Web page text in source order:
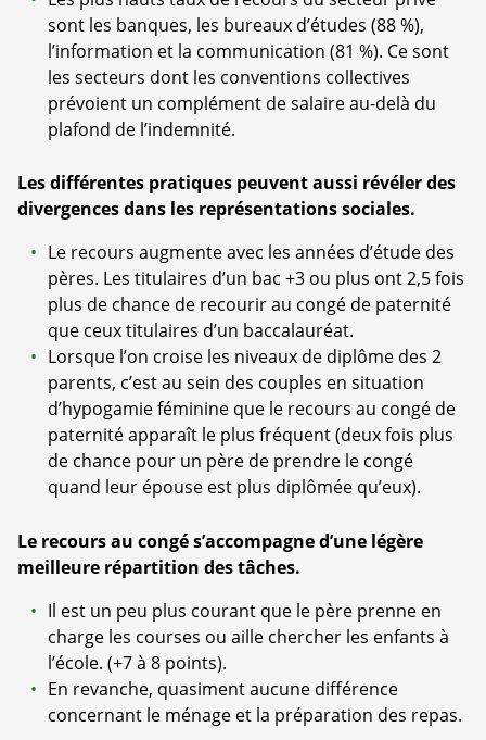
sont les banques, les bureaux d’études (88 %),
l’information et la communication (81 %). Ce sont
les secteurs dont les conventions collectives
prévoient un complément de salaire au-delà du
plafond de l’indemnité.
Les différentes pratiques peuvent aussi révéler des
divergences dans les représentations sociales.
Le recours augmente avec les années d’étude des
pères. Les titulaires d’un bac +3 ou plus ont 2,5 fois
plus de chance de recourir au congé de paternité
que ceux titulaires d’un baccalauréat.
Lorsque l’on croise les niveaux de diplôme des 2
parents, c’est au sein des couples en situation
d’hypogamie féminine que le recours au congé de
paternité apparaît le plus fréquent (deux fois plus
de chance pour un père de prendre le congé
quand leur épouse est plus diplômée qu’eux).
Le recours au congé s’accompagne d’une légère
meilleure répartition des tâches.
Il est un peu plus courant que le père prenne en
charge les courses ou aille chercher les enfants à
l’école. (+7 à 8 points).
En revanche, quasiment aucune différence
concernant le ménage et la préparation des repas.